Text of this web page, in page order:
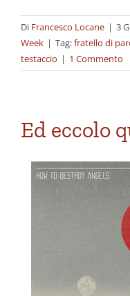
Di Francesco Locane | 3
Week | Tag:fratello di
testaccio | 1 Commento
Ed eccolo